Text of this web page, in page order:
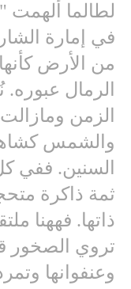
لطالما ألهمت
في إمارة
من الأرض
الرمال
الزمن
والشمس
السنين. ففي
ثمة ذاكرة
ذاتها. فههنا
تروي الصخور
وعنفوانها